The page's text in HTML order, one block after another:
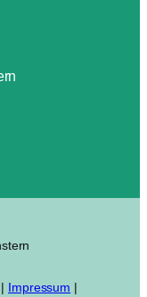
| Impressum |